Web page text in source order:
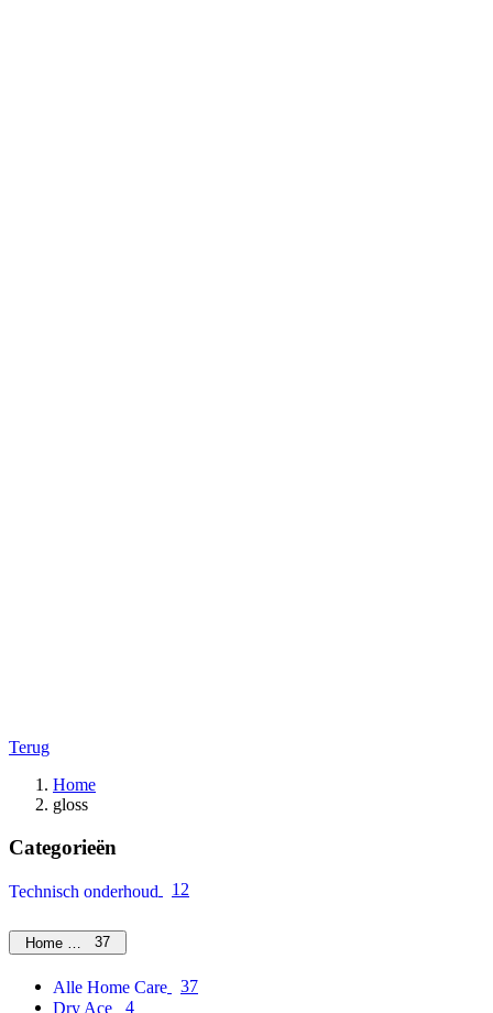
Terug
Home
gloss
Categorieën
Technisch onderhoud 12
Home Care37
Alle Home Care
37
Dry Ace
4